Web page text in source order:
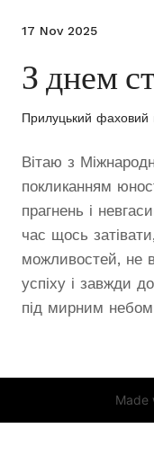
17 Nov 2025
З днем
Прилуцький
Вітаю з
покликанням
прагнень і
час щось
можливостей, не
успіху і завжди
під мирним
Made